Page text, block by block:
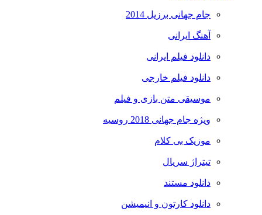
جام جهانی برزیل 2014
آهنگ ایرانی
دانلود فیلم ایرانی
دانلود فیلم خارجی
موسیقی متن بازی و فیلم
ویژه جام جهانی 2018 روسیه
موزیک بی کلام
تیتراژ سریال
دانلود مستند
دانلود کارتون و انیمیشن